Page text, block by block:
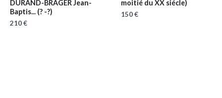
DURAND-BRAGER Jean-
Baptis... (? -?)
210 €
moitié du XX siécle)
150 €